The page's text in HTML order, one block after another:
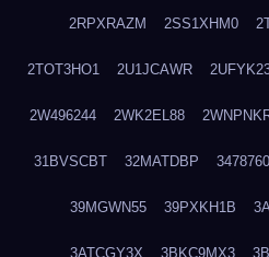
2RPXRAZM 2SS1XHM0
2TOT3HO1 2U1JCAWR
2W496244 2WK2EL88
31BVSCBT 32MATDBP
39MGWN55 39PXKH1B
3ATCGY3X 3BKC9MX3